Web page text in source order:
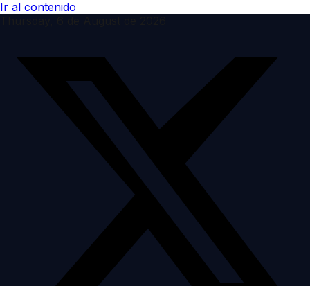
Ir al contenido